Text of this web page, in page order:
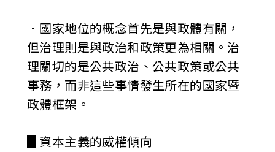
．國家地位的概念首先是與政體有關，
但治理則是與政治和政策更為相關。治
理關切的是公共政治、公共政策或公共
事務，而非這些事情發生所在的國家暨
政體框架。
▊資本主義的威權傾向